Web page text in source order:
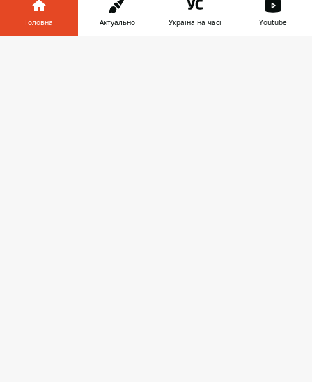
Київрада просить держбюджет підтримати
Головна Актуально Україна на часі Youtube